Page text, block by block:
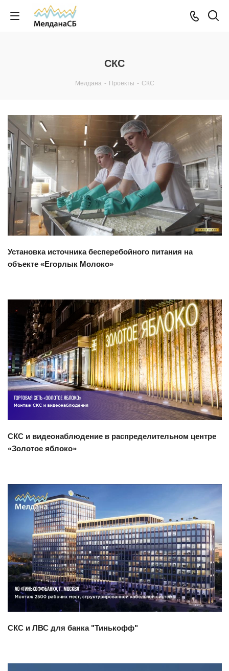
СКС
Мелдана - Проекты - СКС
Смотреть проект
Установка источника бесперебойного питания на
объекте «Егорлык Молоко»
Смотреть проект
СКС и видеонаблюдение в распределительном центре
«Золотое яблоко»
Смотреть проект
СКС и ЛВС для банка "Тинькофф"